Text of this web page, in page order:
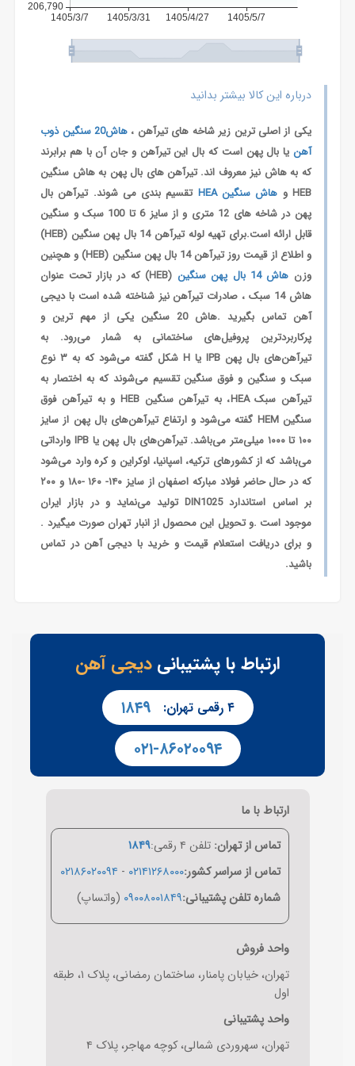
مشخصات
فنی
هاش
سنگین
ذوب
آهن
پیش
بینی
قیمت
هاش
سنگین
ذوب
آهن
نمودار
قیمت
هاش
سنگین
ذوب
آهن
قیمت
هاش
سنگین
ذوب
تاثیرگذار
درباره این کالا بیشتر بدانید
یکی از اصلی ترین زیر شاخه های تیرآهن ،
هاش20 سنگین ذوب
آهن یا بال پهن است که بال این تیرآهن و جان آن با هم برابرند
که به هاش نیز معروف اند. تیرآهن های بال پهن به هاش سنگین
HEB و
هاش سنگین HEA
تقسیم بندی می شوند. تیرآهن بال
پهن در شاخه های 12 متری و از سایز 6 تا 100 سبک و سنگین
قابل ارائه است.برای تهیه لوله تیرآهن 14 بال پهن سنگین (HEB)
و اطلاع از قیمت روز تیرآهن 14 بال پهن سنگین (HEB) و هچنین
وزن هاش 14 بال پهن سنگین
(HEB) که در بازار تحت عنوان
هاش 14 سبک ، صادرات تیرآهن نیز شناخته شده است با دیجی
آهن تماس بگیرید .هاش 20 سنگین یکی از مهم‌ ترین و
پرکاربردترین پروفیل‌های ساختمانی به شمار می‌رود. به
تیرآهن‌های بال پهن IPB یا H شکل گفته می‌شود که به ۳ نوع
سبک و سنگین و فوق سنگین تقسیم می‌شوند که به اختصار به
تیرآهن سبک HEA، به تیرآهن سنگین HEB و به تیرآهن فوق
سنگین HEM گفته می‌شود و ارتفاع تیرآهن‌های بال پهن از سایز
۱۰۰ تا ۱۰۰۰ میلی‌متر می‌باشد. تیرآهن‌های بال پهن یا IPB وارداتی
می‌باشد که از کشورهای ترکیه، اسپانیا، اوکراین و کره وارد می‌شود
که در حال حاضر فولاد مبارکه اصفهان از سایز ۱۴۰- ۱۶۰ -۱۸۰ و ۲۰۰
بر اساس استاندارد DIN1025 تولید می‌نماید و در بازار ایران
موجود است .و تحویل این محصول از انبار تهران صورت میگیرد .
و برای دریافت استعلام قیمت و خرید با دیجی آهن در تماس
باشید.
ارتباط با پشتیبانی دیجی آهن
۴ رقمی تهران:
۱۸۴۹
۰۲۱-۸۶۰۲۰۰۹۴
ارتباط با ما
تماس از تهران: تلفن ۴ رقمی:
۱۸۴۹
تماس از سراسر کشور:۰۲۱۴۱۲۶۸۰۰۰ - ۰۲۱۸۶۰۲۰۰۹۴
شماره تلفن پشتیبانی:۰۹۰۰۸۰۰۱۸۴۹ (واتساپ)
واحد فروش
تهران، خیابان پامنار، ساختمان رمضانی، پلاک ۱، طبقه
اول
واحد پشتیبانی
تهران، سهروردی شمالی، کوچه مهاجر، پلاک ۴